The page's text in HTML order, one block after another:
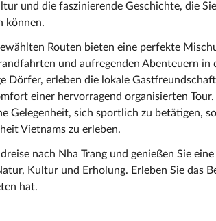
und die faszinierende Geschichte, die
können.
Routen bieten eine perfekte
und aufregenden Abenteuern in
Dörfer, erleben die lokale
einer hervorragend organisierten Tour.
Gelegenheit, sich sportlich zu betätigen,
Vietnams zu erleben.
nach Nha Trang und genießen Sie
Kultur und Erholung. Erleben Sie das
hat.